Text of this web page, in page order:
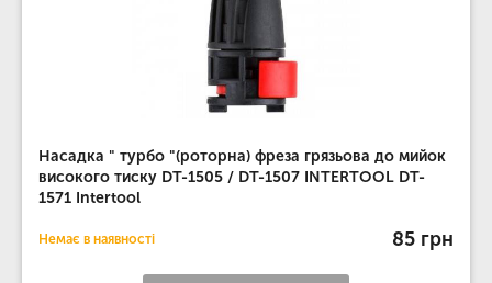
Насадка " турбо "(роторна) фреза грязьова до мийок
високого тиску DT-1505 / DT-1507 INTERTOOL DT-
1571 Intertool
Немає в наявності 85 грн